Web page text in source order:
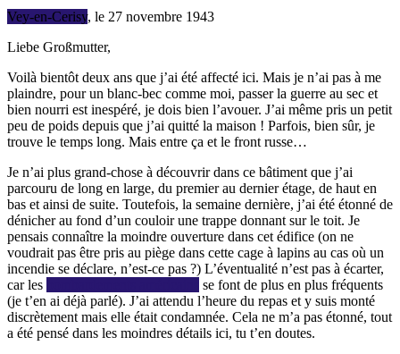
Vey-en-Cerisy, le 27 novembre 1943
Liebe Großmutter,
Voilà bientôt deux ans que j’ai été affecté ici. Mais je n’ai pas à me
plaindre, pour un blanc-bec comme moi, passer la guerre au sec et
bien nourri est inespéré, je dois bien l’avouer. J’ai même pris un petit
peu de poids depuis que j’ai quitté la maison ! Parfois, bien sûr, je
trouve le temps long. Mais entre ça et le front russe…
Je n’ai plus grand-chose à découvrir dans ce bâtiment que j’ai
parcouru de long en large, du premier au dernier étage, de haut en
bas et ainsi de suite. Toutefois, la semaine dernière, j’ai été étonné de
dénicher au fond d’un couloir une trappe donnant sur le toit. Je
pensais connaître la moindre ouverture dans cet édifice (on ne
voudrait pas être pris au piège dans cette cage à lapins au cas où un
incendie se déclare, n’est-ce pas ?) L’éventualité n’est pas à écarter,
car les
se font de plus en plus fréquents
(je t’en ai déjà parlé). J’ai attendu l’heure du repas et y suis monté
discrètement mais elle était condamnée. Cela ne m’a pas étonné, tout
a été pensé dans les moindres détails ici, tu t’en doutes.